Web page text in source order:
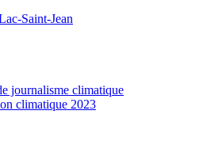
Saint-Jean
journalisme climatique
climatique 2023